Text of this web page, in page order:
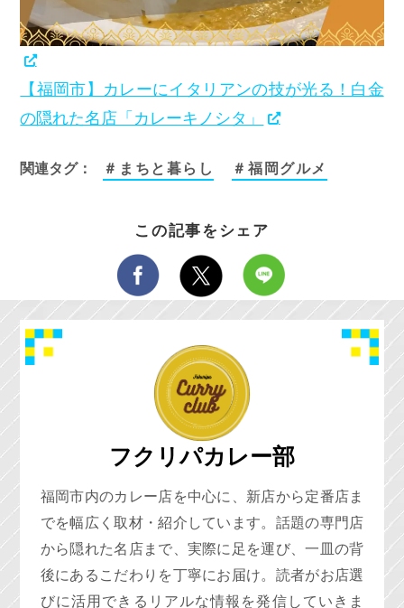
【福岡市】カレーにイタリアンの技が光る！白金
の隠れた名店「カレーキノシタ」
関連タグ： ＃まちと暮らし ＃福岡グルメ
この記事をシェア
フクリパカレー部
福岡市内のカレー店を中心に、新店から定番店ま
でを幅広く取材・紹介しています。話題の専門店
から隠れた名店まで、実際に足を運び、一皿の背
後にあるこだわりを丁寧にお届け。読者がお店選
びに活用できるリアルな情報を発信していきま